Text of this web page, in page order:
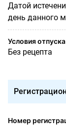
Датой
день данного
Условия отпуска
Без рецепта
Номер